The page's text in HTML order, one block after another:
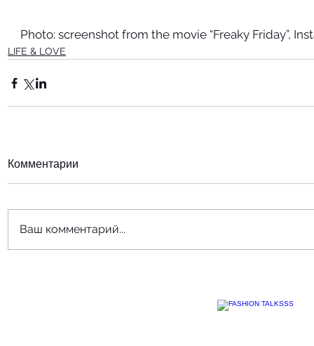
Photo: screenshot from the movie “Freaky Friday”,
LIFE & LOVE
Комментарии
Ваш комментарий...